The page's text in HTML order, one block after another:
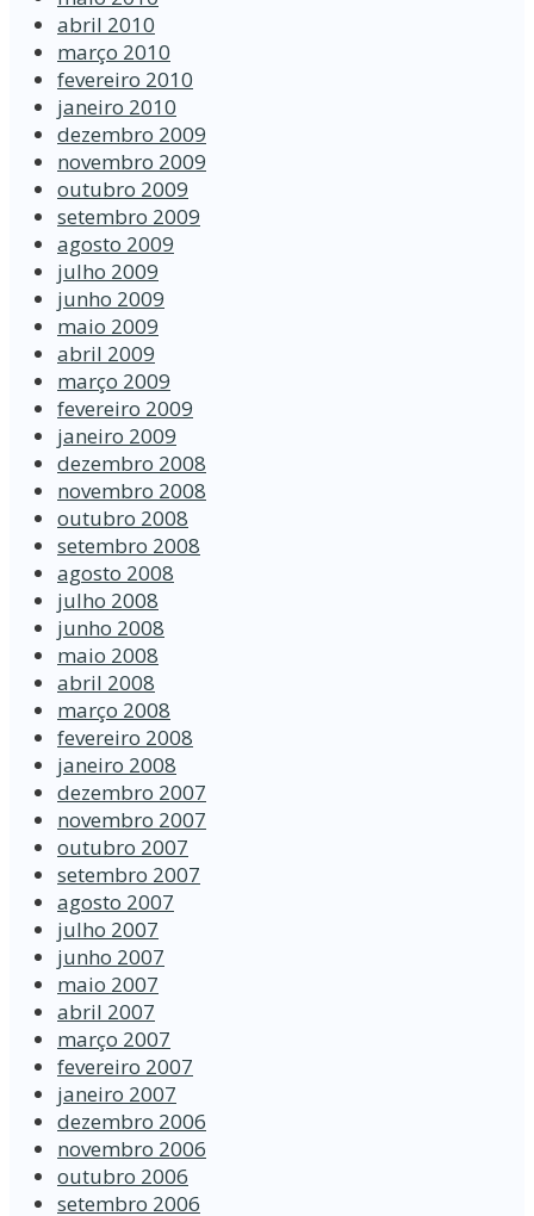
abril 2010
março 2010
fevereiro 2010
janeiro 2010
dezembro 2009
novembro 2009
outubro 2009
setembro 2009
agosto 2009
julho 2009
junho 2009
maio 2009
abril 2009
março 2009
fevereiro 2009
janeiro 2009
dezembro 2008
novembro 2008
outubro 2008
setembro 2008
agosto 2008
julho 2008
junho 2008
maio 2008
abril 2008
março 2008
fevereiro 2008
janeiro 2008
dezembro 2007
novembro 2007
outubro 2007
setembro 2007
agosto 2007
julho 2007
junho 2007
maio 2007
abril 2007
março 2007
fevereiro 2007
janeiro 2007
dezembro 2006
novembro 2006
outubro 2006
setembro 2006